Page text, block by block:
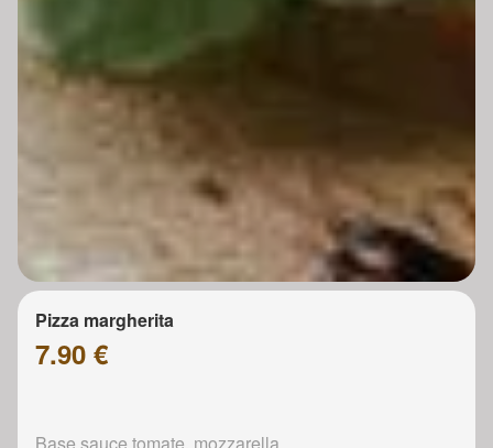
Pizza margherita
7.90 €
Base sauce tomate, mozzarella